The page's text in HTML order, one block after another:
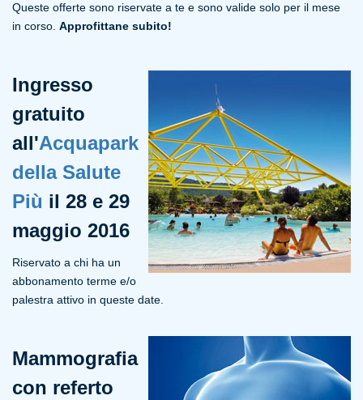
Queste offerte sono riservate a te e sono valide solo per il mese
in corso. Approfittane subito!
Ingresso
gratuito
all'Acquapark
della Salute
Più il 28 e 29
maggio 2016
Riservato a chi ha un
abbonamento terme e/o
palestra attivo in queste date.
Mammografia
con referto